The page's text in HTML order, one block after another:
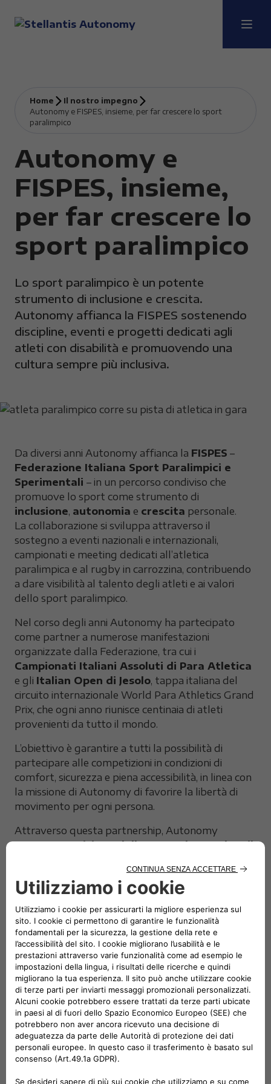
Home
Il nostro impegno
Autonomy e FISPES, insieme, per far crescere lo sport
paralimpico
Autonomy e
FISPES, insieme,
per far crescere lo
sport paralimpico
Lo sport paralimpico è un potente
strumento di inclusione e crescita.
Autonomy affianca la FISPES sostenendo
discipline, eventi e progetti dedicati agli
atleti con disabilità e promuovendo una
cultura sempre più inclusiva.
Da diversi anni Autonomy affianca la FISPES –
Federazione Italiana Sport Paralimpici e
Sperimentali – in un percorso condiviso che
promuove lo sport come strumento di
inclusione, autonomia e crescita personale.
La collaborazione si sviluppa attraverso il
sostegno a eventi nazionali e internazionali,
campionati e meeting dedicati all’atletica
paralimpica e al rugby in carrozzina, contribuendo
a dare visibilità al talento degli atleti e ai valori
dello sport paralimpico.
Nel corso degli anni Autonomy ha partecipato
come partner a numerose manifestazioni
organizzate dalla Federazione, tra cui i
Campionati Italiani Assoluti di Para Atletica
e gli Italian Open di Jesolo, tappa italiana del
circuito internazionale World Para Athletics Grand
Prix, che ogni anno riunisce centinaia di atleti
provenienti da tutto il mondo.
L’obiettivo è garantire a tutti la possibilità di
partecipare alle competizioni in condizioni di
comfort, sicurezza e piena accessibilità, in linea con
la missione di Autonomy di favorire la libertà di
movimento per ogni persona.
Attraverso questa partnership, Autonomy
sostiene unavisione dello sport che va oltre il
crescita e di pari opportunità, dove le differenze
diventano valore e ogni traguardo rappresenta un
La collaborazione con FISPES conferma l’impegno
di Autonomy nel promuovere progetti che
migliorano la qualità della vita delle persone con
disabilità, sostenendo iniziative che mettono al
centro l’autonomia, la partecipazione e il diritto di
tutti a vivere lo sport senza barriere.
Gallery